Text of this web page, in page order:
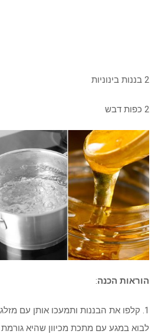
2 בננות בינוניות
2 כפות דבש
הוראות הכנה:
1. קלפו את הבננות ותמעכו אותן עם
לבוא במגע עם מתכת מכיוון שהיא